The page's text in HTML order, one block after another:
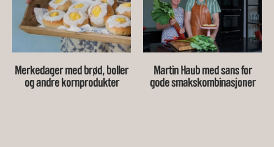
Merkedager med brød, boller
og andre kornprodukter
Martin Haub med sans for
gode smakskombinasjoner